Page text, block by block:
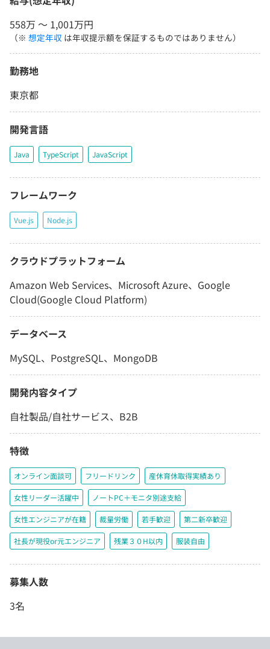
558万 〜 1,001万円
（※ 想定年収 は年収提示額を保証するものではありません）
勤務地
東京都
開発言語
Java TypeScript JavaScript
フレームワーク
Vue.js Node.js
クラウドプラットフォーム
Amazon Web Services、Microsoft Azure、Google
Cloud(Google Cloud Platform)
データベース
MySQL、PostgreSQL、MongoDB
開発内容タイプ
自社製品/自社サービス、B2B
特徴
オンライン面談可 フリードリンク 産休育休取得実績あり
女性リーダー活躍中 ノートPC＋モニタ別途支給
女性エンジニアが在籍 裁量労働 若手歓迎 第二新卒歓迎
社長が現役or元エンジニア 残業３０H以内 服装自由
募集人数
3名